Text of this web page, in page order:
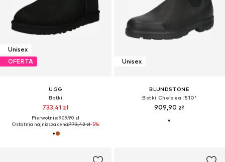
Unisex
OFERTA
UGG
Botki
733,41 zł
Pierwotnie: 909,90 zł
Ostatnia najniższa cena:773,42 zł-5%
Unisex
BLUNDSTONE
Botki Chelsea '510'
909,90 zł